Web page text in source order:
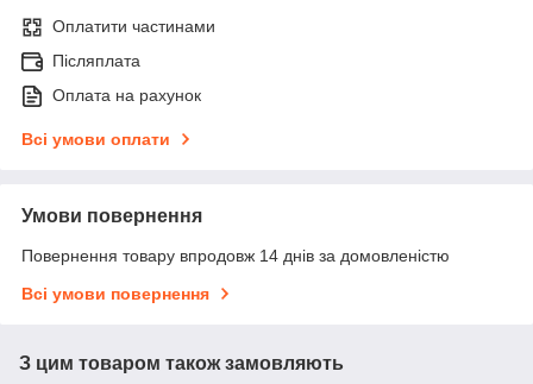
Оплатити частинами
Післяплата
Оплата на рахунок
Всі умови оплати
Умови повернення
Повернення товару впродовж 14 днів за домовленістю
Всі умови повернення
З цим товаром також замовляють